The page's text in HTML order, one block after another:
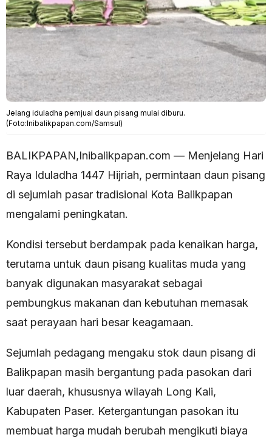
Jelang iduladha pemjual daun pisang mulai diburu.
(Foto:Inibalikpapan.com/Samsul)
BALIKPAPAN,Inibalikpapan.com — Menjelang Hari
Raya Iduladha 1447 Hijriah, permintaan daun pisang
di sejumlah pasar tradisional Kota Balikpapan
mengalami peningkatan.
Kondisi tersebut berdampak pada kenaikan harga,
terutama untuk daun pisang kualitas muda yang
banyak digunakan masyarakat sebagai
pembungkus makanan dan kebutuhan memasak
saat perayaan hari besar keagamaan.
Sejumlah pedagang mengaku stok daun pisang di
Balikpapan masih bergantung pada pasokan dari
luar daerah, khususnya wilayah Long Kali,
Kabupaten Paser. Ketergantungan pasokan itu
membuat harga mudah berubah mengikuti biaya